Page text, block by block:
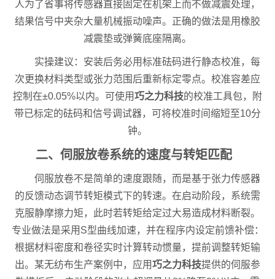
人为了省事将传感器直接固定在机架上而不做减震处理，
结果信号中夹杂大量机械振动噪声。正确的做法是用橡胶
减震垫或弹簧底座隔离。
实操建议：安装后务必用标准砝码进行静态校准，每
次更换材料类型或张力范围后重新标定零点。校准容差应
控制在±0.05%以内。可使用巧之力科技的校准工具包，附
带已标定的砝码和信号调试器，可将校准时间缩短至10分
钟。
二、伺服放卷系统的速度与转矩匹配
伺服放卷不是简单的速度跟随，而是基于张力传感器
的反馈动态调节转矩模式下的转速。在启动阶段，系统需
克服静摩擦力矩，此时若转矩给定过大易造成材料断裂。
专业做法是采用S型曲线加速，并在程序内设定前馈补偿：
根据材料密度和卷径实时计算转动惯量，提前调整转矩输
出。某无纺布生产案例中，应用巧之力科技提供的伺服参